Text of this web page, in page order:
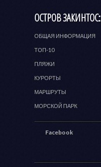
ОСТРОВ ЗАКИНТОС:
ОБЩАЯ ИНФОРМАЦИЯ
ТОП-10
ПЛЯЖИ
КУРОРТЫ
МАРШРУТЫ
МОРСКОЙ ПАРК
Facebook